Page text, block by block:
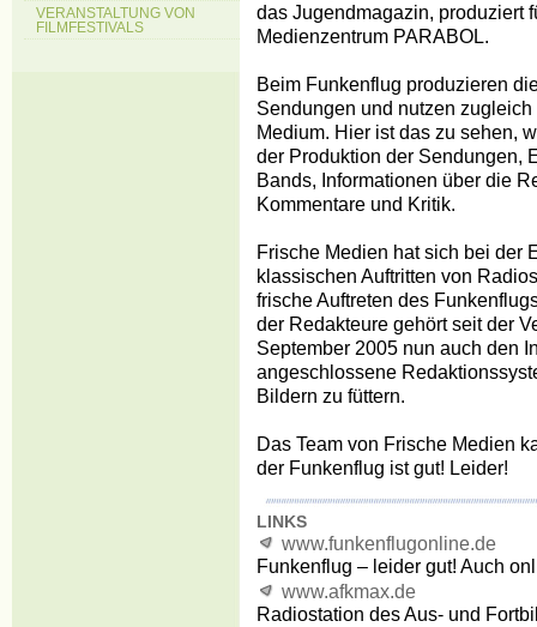
VERANSTALTUNG VON
FILMFESTIVALS
das Jugendmagazin, produziert
Medienzentrum PARABOL.
Beim Funkenflug produzieren
Sendungen und nutzen
Medium. Hier ist das zu sehen,
der Produktion der Sendungen,
Bands, Informationen über die
Kommentare und Kritik.
Frische Medien hat sich bei der
klassischen Auftritten von
frische Auftreten des
der Redakteure gehört seit der
September 2005 nun auch den
angeschlossene
Bildern zu füttern.
Das Team von Frische Medien
der Funkenflug ist gut! Leider!
LINKS
www.funkenflugonline.de
Funkenflug – leider gut! Auch
www.afkmax.de
Radiostation des Aus- und